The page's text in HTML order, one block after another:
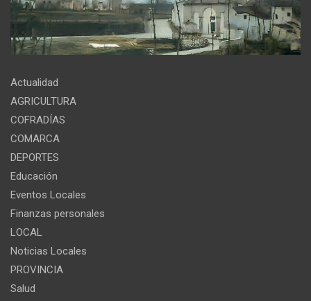
Actualidad
AGRICULTURA
COFRADÍAS
COMARCA
DEPORTES
Educación
Eventos Locales
Finanzas personales
LOCAL
Noticias Locales
PROVINCIA
Salud